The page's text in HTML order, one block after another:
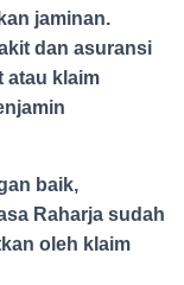
jaminan.
dan asuransi
atau klaim
baik,
Raharja sudah
oleh klaim